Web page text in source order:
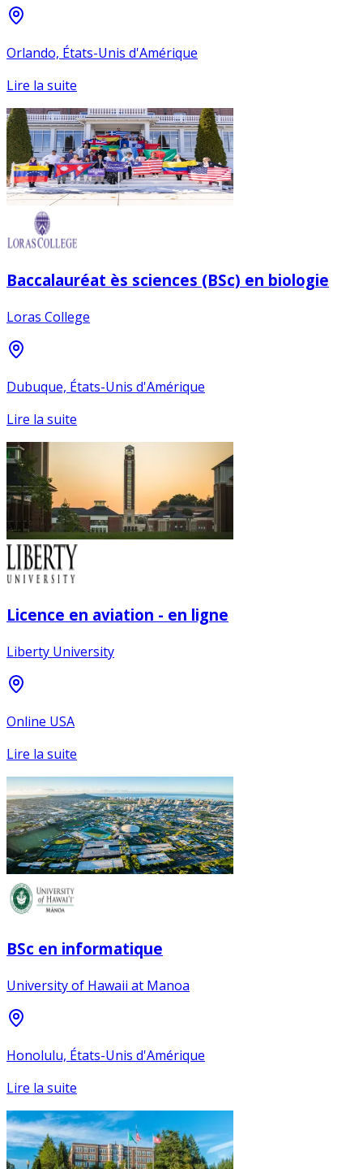
Orlando, États-Unis d'Amérique
Lire la suite
Baccalauréat ès sciences (BSc) en biologie
Loras College
Dubuque, États-Unis d'Amérique
Lire la suite
Licence en aviation - en ligne
Liberty University
Online USA
Lire la suite
BSc en informatique
University of Hawaii at Manoa
Honolulu, États-Unis d'Amérique
Lire la suite